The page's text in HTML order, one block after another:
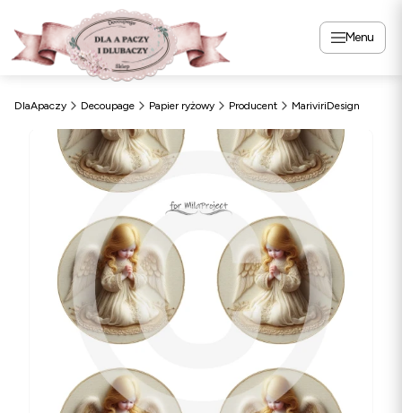
Menu
DlaApaczy Decoupage Papier ryżowy Producent MariviriDesign